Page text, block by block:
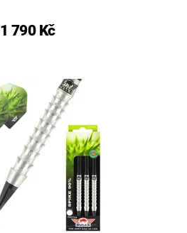
1 790 Kč